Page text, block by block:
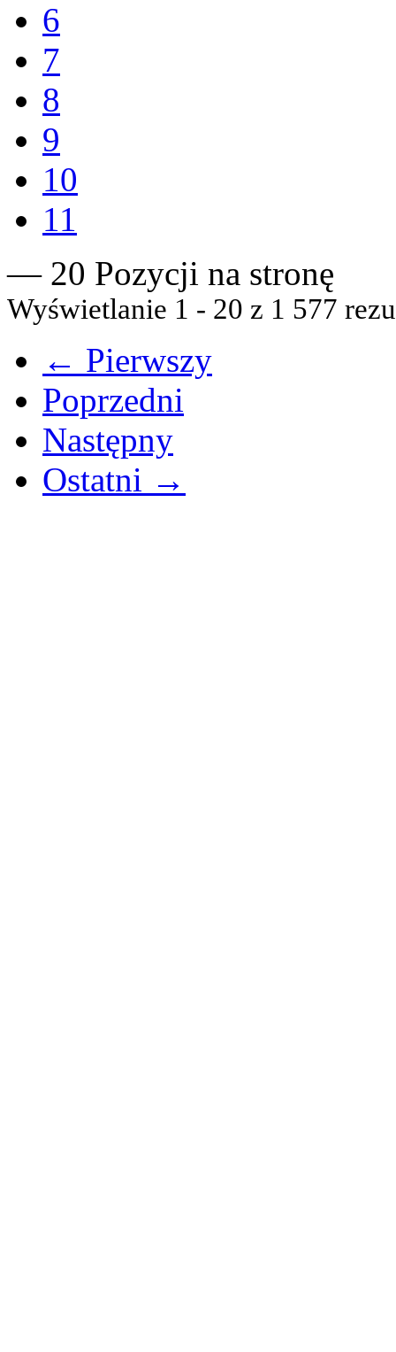
6
7
8
9
10
11
— 20 Pozycji na stronę
Wyświetlanie 1 - 20 z 1 577
← Pierwszy
Poprzedni
Następny
Ostatni →